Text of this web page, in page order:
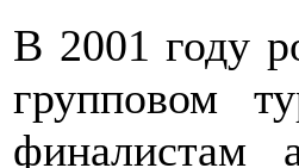
В 2001 году
групповом
финалистам